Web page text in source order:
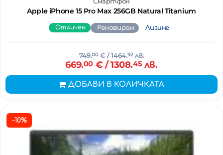
Apple iPhone 15 Pro Max 256GB Natural Titanium
Отличен Реновиран Лизинг
749.00€/ 1464.92лв.
669.00€ / 1308.45лв.
ДОБАВИ В КОЛИЧКАТА
-10%